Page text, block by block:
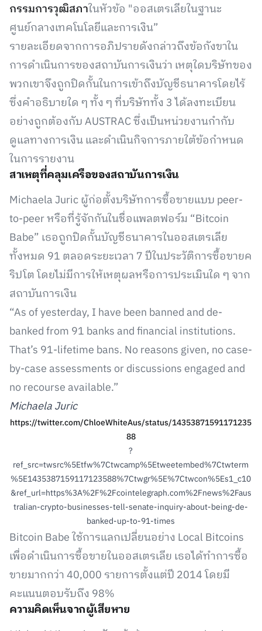
กรรมการวุฒิสภาในหัวข้อ "ออสเตรเลียในฐานะ
ศูนย์กลางเทคโนโลยีและการเงิน”
รายละเอียดจากการอภิปรายดังกล่าวถึงข้อกังขาใน
การดำเนินการของสถาบันการเงินว่า เหตุใดบริษัทของ
พวกเขาจึงถูกปิดกั้นในการเข้าถึงบัญชีธนาคารโดยไร้
ซึ่งคำอธิบายใด ๆ ทั้ง ๆ ที่บริษัททั้ง 3 ได้ลงทะเบียน
อย่างถูกต้องกับ AUSTRAC ซึ่งเป็นหน่วยงานกำกับ
ดูแลทางการเงิน และดำเนินกิจการภายใต้ข้อกำหนด
ในการรายงาน
สาเหตุที่คลุมเครือของสถาบันการเงิน
Michaela Juric ผู้ก่อตั้งบริษัทการซื้อขายแบบ peer-
to-peer หรือที่รู้จักกันในชื่อแพลตฟอร์ม “Bitcoin
Babe” เธอถูกปิดกั้นบัญชีธนาคารในออสเตรเลีย
ทั้งหมด 91 ตลอดระยะเวลา 7 ปีในประวัติการซื้อขายค
ริปโต โดยไม่มีการให้เหตุผลหรือการประเมินใด ๆ จาก
สถาบันการเงิน
“As of yesterday, I have been banned and de-
banked from 91 banks and financial institutions.
That’s 91-lifetime bans. No reasons given, no case-
by-case assessments or discussions engaged and
no recourse available.”
Michaela Juric
https://twitter.com/ChloeWhiteAus/status/14353871591171235
88
?
ref_src=twsrc%5Etfw%7Ctwcamp%5Etweetembed%7Ctwterm
%5E1435387159117123588%7Ctwgr%5E%7Ctwcon%5Es1_c10
&ref_url=https%3A%2F%2Fcointelegraph.com%2Fnews%2Faus
tralian-crypto-businesses-tell-senate-inquiry-about-being-de-
banked-up-to-91-times
Bitcoin Babe ใช้การแลกเปลี่ยนอย่าง Local Bitcoins
เพื่อดำเนินการซื้อขายในออสเตรเลีย เธอได้ทำการซื้อ
ขายมากกว่า 40,000 รายการตั้งแต่ปี 2014 โดยมี
คะแนนตอบรับถึง 98%
ความคิดเห็นจากผู้เสียหาย